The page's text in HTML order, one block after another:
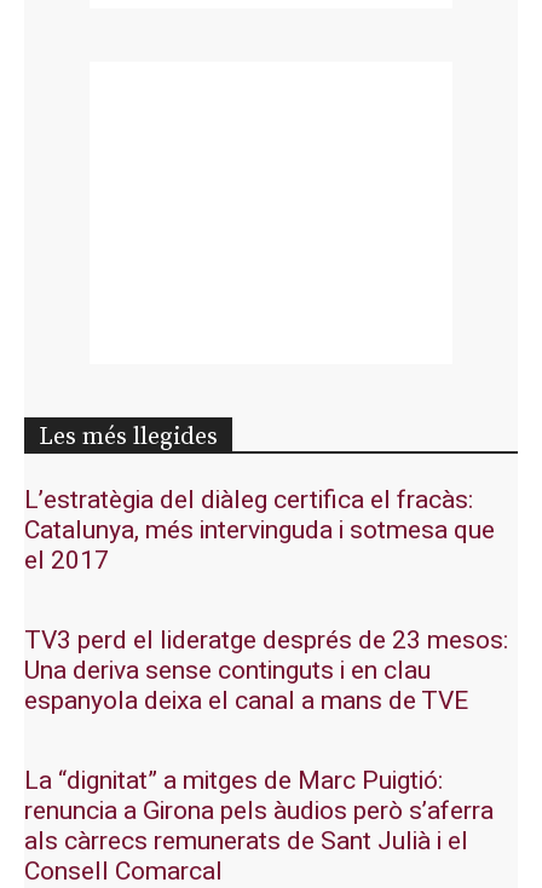
Les més llegides
L’estratègia del diàleg certifica el fracàs:
Catalunya, més intervinguda i sotmesa que
el 2017
TV3 perd el lideratge després de 23 mesos:
Una deriva sense continguts i en clau
espanyola deixa el canal a mans de TVE
La “dignitat” a mitges de Marc Puigtió:
renuncia a Girona pels àudios però s’aferra
als càrrecs remunerats de Sant Julià i el
Consell Comarcal